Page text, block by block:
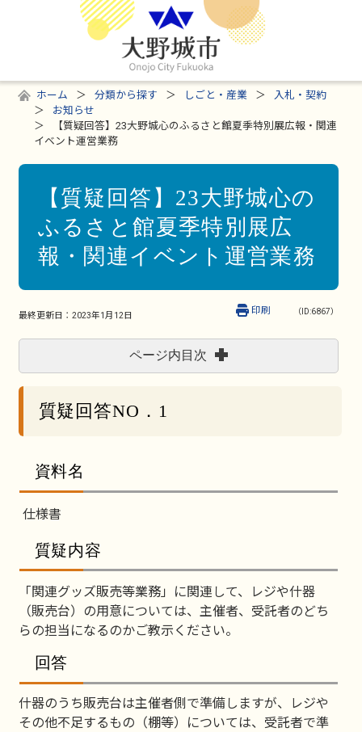
ホーム 分類から探す しごと・産業
入札・契約
お知らせ
【質疑回答】23大野城心のふるさと館夏季特別展広報・関連
イベント運営業務
【質疑回答】23大野城心の
ふるさと館夏季特別展広
報・関連イベント運営業務
最終更新日： 2023年1月12日 （ID:6867）
印刷
ページ内目次
質疑回答NO．1
資料名
仕様書
質疑内容
「関連グッズ販売等業務」に関連して、レジや什器
（販売台）の用意については、主催者、受託者のどち
らの担当になるのかご教示ください。
回答
什器のうち販売台は主催者側で準備しますが、レジや
その他不足するもの（棚等）については、受託者で準